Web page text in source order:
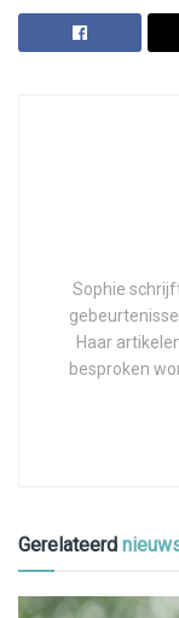
Sophie
Haar
besproken
Gerelateerd